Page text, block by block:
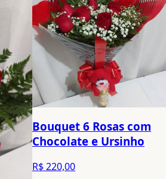
Bouquet 6 Rosas com
Chocolate e Ursinho
R$ 220,00